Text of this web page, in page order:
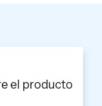
el producto